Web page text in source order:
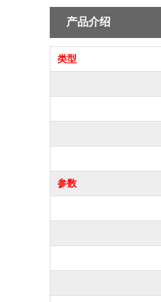
产品介绍
类型
参数